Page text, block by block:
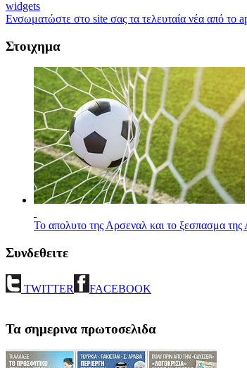
widgets
Ενσωματώστε στο site σας τα τελευταία νέα από το
Στοιχημα
Το απολυτο της Αρσεναλ και το ξεσπασμα της
Συνδεθειτε
TWITTER FACEBOOK
Τα σημερινα πρωτοσελιδα